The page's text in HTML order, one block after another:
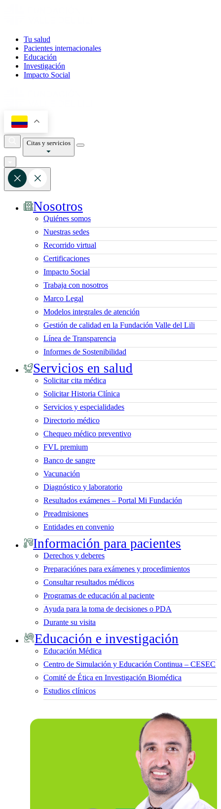
Tu salud
Pacientes internacionales
Educación
Investigación
Impacto Social
Citas y servicios
Nosotros
Quiénes somos
Nuestras sedes
Recorrido virtual
Certificaciones
Impacto Social
Trabaja con nosotros
Marco Legal
Modelos integrales de atención
Gestión de calidad en la Fundación Valle del Lili
Línea de Transparencia
Informes de Sostenibilidad
Servicios en salud
Solicitar cita médica
Solicitar Historia Clínica
Servicios y especialidades
Directorio médico
Chequeo médico preventivo
FVL premium
Banco de sangre
Vacunación
Diagnóstico y laboratorio
Resultados exámenes – Portal Mi Fundación
Preadmisiones
Entidades en convenio
Información para pacientes
Derechos y deberes
Preparaciónes para exámenes y procedimientos
Consultar resultados médicos
Programas de educación al paciente
Ayuda para la toma de decisiones o PDA
Durante su visita
Educación e investigación
Educación Médica
Centro de Simulación y Educación Continua – CESEC
Comité de Ética en Investigación Biomédica
Estudios clínicos